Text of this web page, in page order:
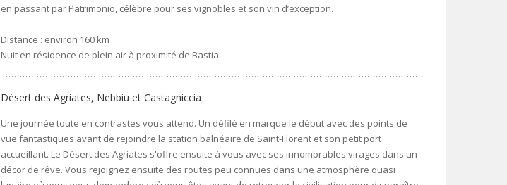
en passant par Patrimonio, célèbre pour ses vignobles et son vin d’exception.
Distance : environ 160 km
Nuit en résidence de plein air à proximité de Bastia.
Désert des Agriates, Nebbiu et Castagniccia
Une journée toute en contrastes vous attend. Un défilé en marque le début avec des points de
vue fantastiques avant de rejoindre la station balnéaire de Saint-Florent et son petit port
accueillant. Le Désert des Agriates s'offre ensuite à vous avec ses innombrables virages dans un
décor de rêve. Vous rejoignez ensuite des routes peu connues dans une atmosphère quasi